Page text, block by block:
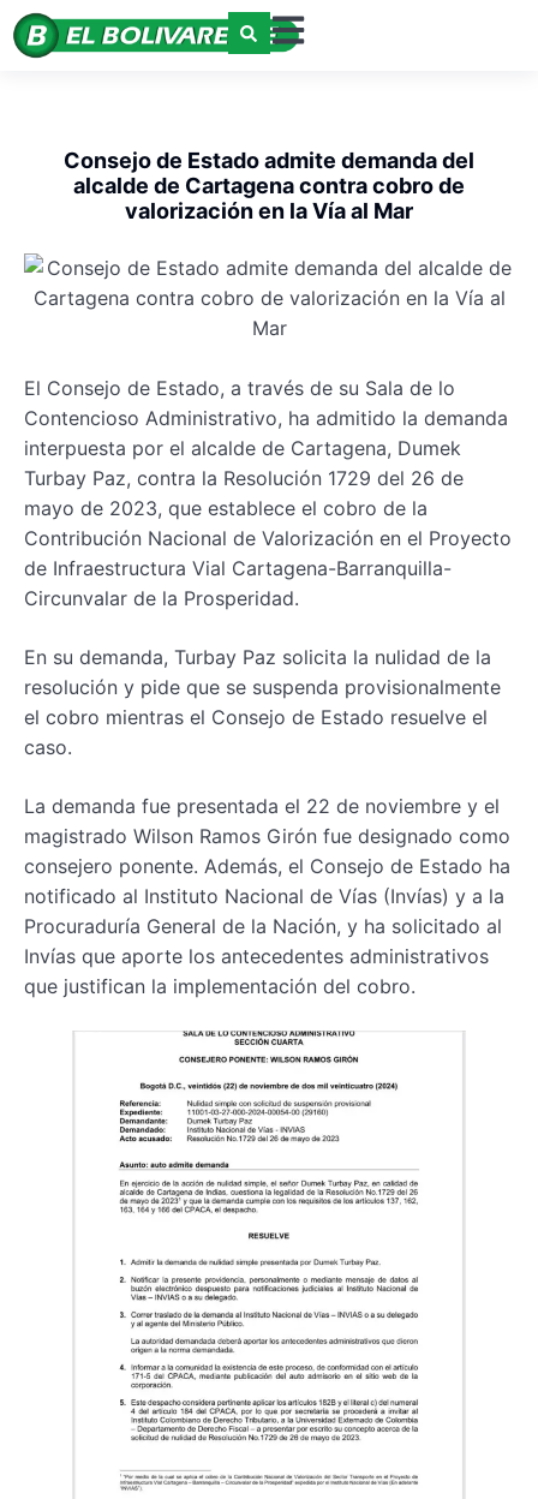
Consejo de Estado admite demanda del
alcalde de Cartagena contra cobro de
valorización en la Vía al Mar
El Consejo de Estado, a través de su Sala de lo
Contencioso Administrativo, ha admitido la demanda
interpuesta por el alcalde de Cartagena, Dumek
Turbay Paz, contra la Resolución 1729 del 26 de
mayo de 2023, que establece el cobro de la
Contribución Nacional de Valorización en el Proyecto
de Infraestructura Vial Cartagena-Barranquilla-
Circunvalar de la Prosperidad.
En su demanda, Turbay Paz solicita la nulidad de la
resolución y pide que se suspenda provisionalmente
el cobro mientras el Consejo de Estado resuelve el
caso.
La demanda fue presentada el 22 de noviembre y el
magistrado Wilson Ramos Girón fue designado como
consejero ponente. Además, el Consejo de Estado ha
notificado al Instituto Nacional de Vías (Invías) y a la
Procuraduría General de la Nación, y ha solicitado al
Invías que aporte los antecedentes administrativos
que justifican la implementación del cobro.